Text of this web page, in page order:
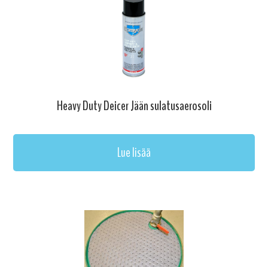
Heavy Duty Deicer Jään sulatusaerosoli
Lue lisää